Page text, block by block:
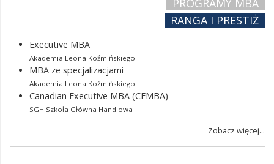
PROGRAMY MBA
RANGA I PRESTIŻ
Executive MBA
Akademia Leona Koźmińskiego
MBA ze specjalizacjami
Akademia Leona Koźmińskiego
Canadian Executive MBA (CEMBA)
SGH Szkoła Główna Handlowa
Zobacz więcej...